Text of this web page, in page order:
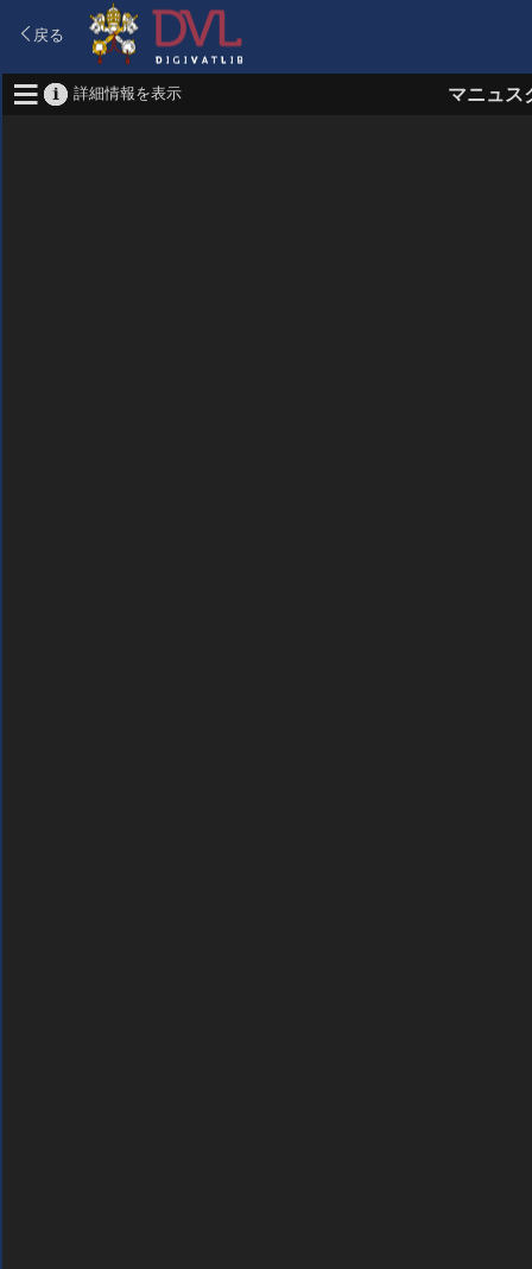
戻る
詳細情報を表示 マニュス